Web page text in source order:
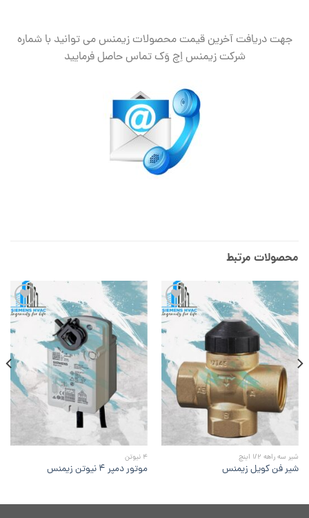
جهت دریافت آخرین قیمت محصولات زیمنس می توانید با شماره
شرکت زیمنس اِچ وَک تماس حاصل فرمایید
محصولات مرتبط
افزودن
علاقه
مندی
ها
شیر سه راهه 1/2 اینچ
شیر فن کویل زیمنس
افزودن
علاقه
مندی
4 نیوتن
موتور دمپر ۴ نیوتن زیمنس